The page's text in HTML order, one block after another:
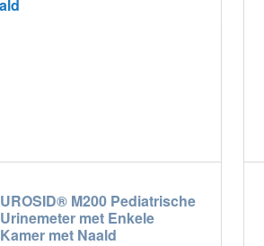
UROSID® M200 Pediatrische
Urinemeter met Enkele
Kamer met Naald